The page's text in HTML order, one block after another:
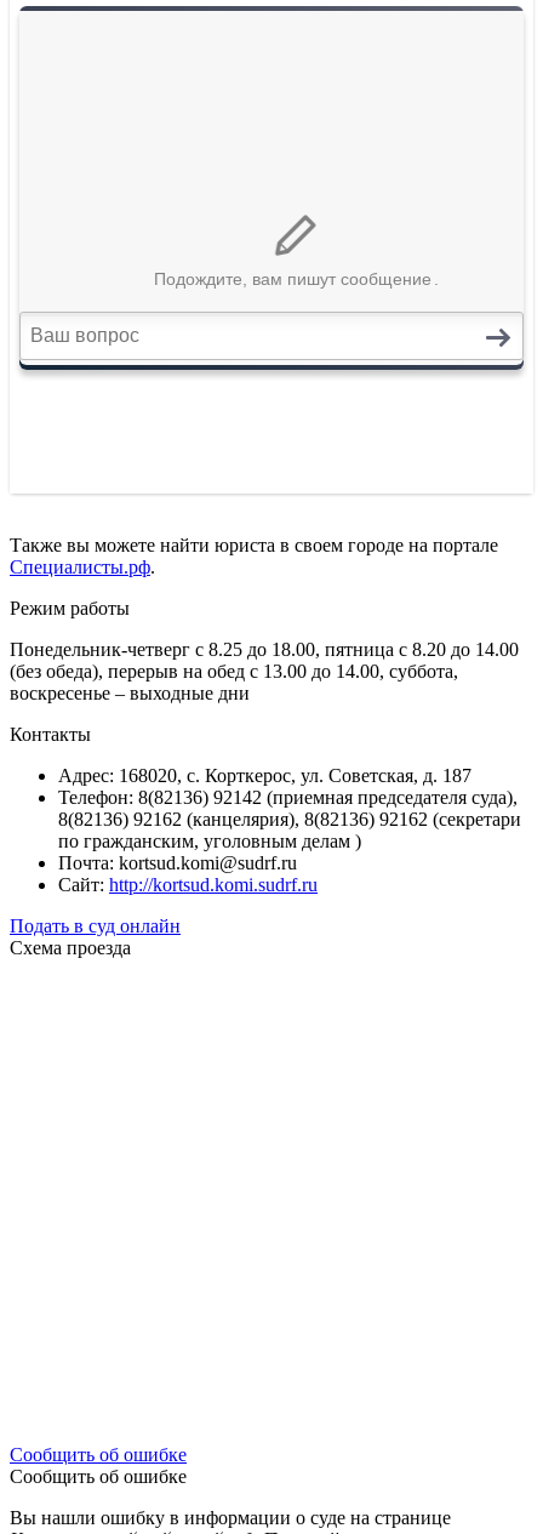
Также вы можете найти юриста в своем городе на портале
Специалисты.рф.
Режим работы
Понедельник-четверг с 8.25 до 18.00, пятница с 8.20 до 14.00
(без обеда), перерыв на обед с 13.00 до 14.00, суббота,
воскресенье – выходные дни
Контакты
Адрес: 168020, с. Корткерос, ул. Советская, д. 187
Телефон: 8(82136) 92142 (приемная председателя суда),
8(82136) 92162 (канцелярия), 8(82136) 92162 (секретари
по гражданским, уголовным делам )
Почта: kortsud.komi@sudrf.ru
Сайт: http://kortsud.komi.sudrf.ru
Подать в суд онлайн
Схема проезда
Сообщить об ошибке
Сообщить об ошибке
Вы нашли ошибку в информации о суде на странице